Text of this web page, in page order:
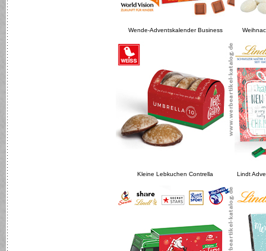
Wende-Adventskalender Business
Kleine Lebkuchen Contrella Lindt